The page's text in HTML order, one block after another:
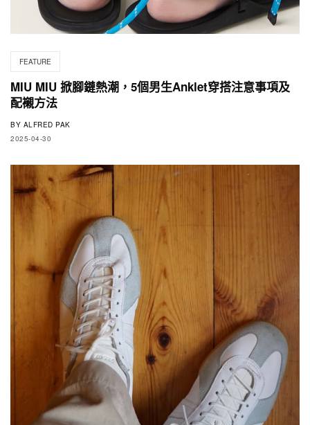
FEATURE
MIU MIU 掀腳鏈熱潮，5個男生Anklet穿搭注意事項及
配襯方法
BY ALFRED PAK
2025-04-30